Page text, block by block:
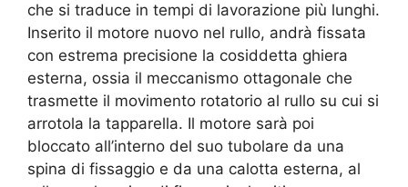
che si traduce in tempi di lavorazione più lunghi.
Inserito il motore nuovo nel rullo, andrà fissata
con estrema precisione la cosiddetta ghiera
esterna, ossia il meccanismo ottagonale che
trasmette il movimento rotatorio al rullo su cui si
arrotola la tapparella. Il motore sarà poi
bloccato all’interno del suo tubolare da una
spina di fissaggio e da una calotta esterna, al